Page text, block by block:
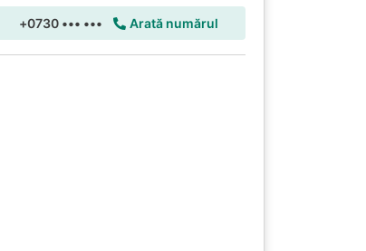
+0730 ••• ••• Arată numărul